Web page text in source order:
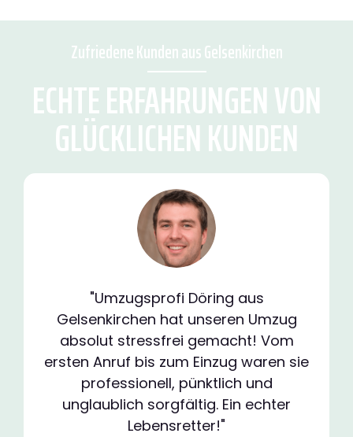
Zufriedene Kunden aus Gelsenkirchen
ECHTE ERFAHRUNGEN VON
GLÜCKLICHEN KUNDEN
"Umzugsprofi Döring aus
Gelsenkirchen hat unseren Umzug
absolut stressfrei gemacht! Vom
ersten Anruf bis zum Einzug waren sie
professionell, pünktlich und
unglaublich sorgfältig. Ein echter
Lebensretter!"